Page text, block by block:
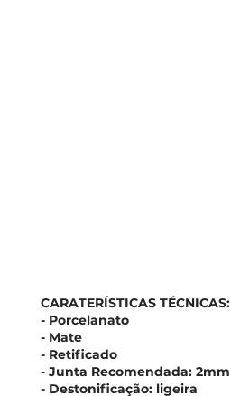
CARATERÍSTICAS TÉCNICAS:
- Porcelanato
- Mate
- Retificado
- Junta Recomendada: 2mm
- Destonificação: ligeira